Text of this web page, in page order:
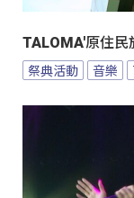
TALOMA'原住民
祭典活動 音樂